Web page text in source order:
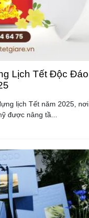
Lịch Tết Độc Đáo
lịch Tết năm 2025, nơi
được nâng tầ...